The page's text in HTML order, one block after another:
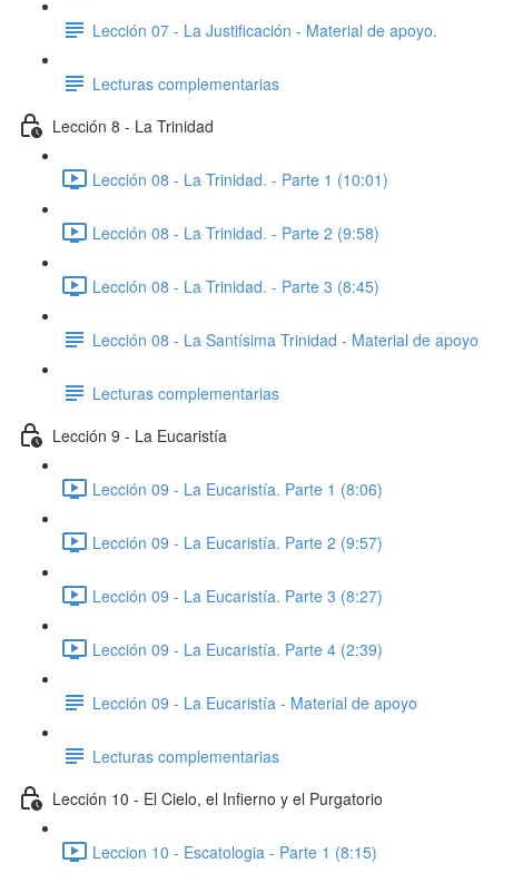
Lección 07 - La Justificación - Material de apoyo.
Lecturas complementarias
Lección 8 - La Trinidad
Lección 08 - La Trinidad. - Parte 1 (10:01)
Lección 08 - La Trinidad. - Parte 2 (9:58)
Lección 08 - La Trinidad. - Parte 3 (8:45)
Lección 08 - La Santísima Trinidad - Material de apoyo
Lecturas complementarias
Lección 9 - La Eucaristía
Lección 09 - La Eucaristía. Parte 1 (8:06)
Lección 09 - La Eucaristía. Parte 2 (9:57)
Lección 09 - La Eucaristía. Parte 3 (8:27)
Lección 09 - La Eucaristía. Parte 4 (2:39)
Lección 09 - La Eucaristía - Material de apoyo
Lecturas complementarias
Lección 10 - El Cielo, el Infierno y el Purgatorio
Leccion 10 - Escatologia - Parte 1 (8:15)